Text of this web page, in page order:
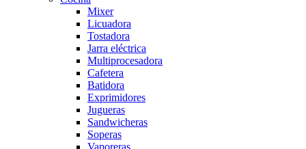
Mixer
Licuadora
Tostadora
Jarra eléctrica
Multiprocesadora
Cafetera
Batidora
Exprimidores
Jugueras
Sandwicheras
Soperas
Vaporeras